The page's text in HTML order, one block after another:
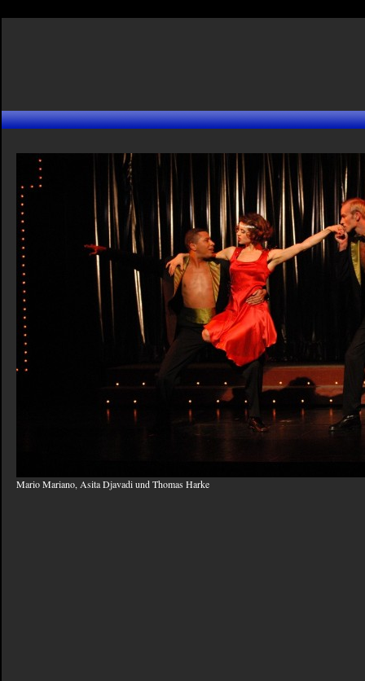
Mario Mariano, Asita Djavadi und Thomas Harke